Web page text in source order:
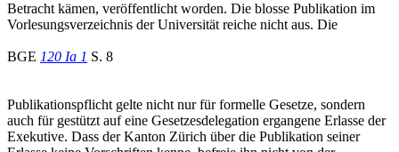
Betracht kämen, veröffentlicht worden. Die blosse Publikation im
Vorlesungsverzeichnis der Universität reiche nicht aus. Die
BGE 120 Ia 1 S. 8
Publikationspflicht gelte nicht nur für formelle Gesetze, sondern
auch für gestützt auf eine Gesetzesdelegation ergangene Erlasse der
Exekutive. Dass der Kanton Zürich über die Publikation seiner